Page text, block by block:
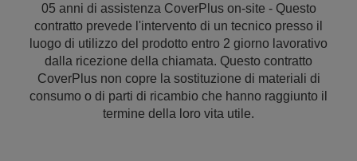
05 anni di assistenza CoverPlus on-site - Questo
contratto prevede l'intervento di un tecnico presso il
luogo di utilizzo del prodotto entro 2 giorno lavorativo
dalla ricezione della chiamata. Questo contratto
CoverPlus non copre la sostituzione di materiali di
consumo o di parti di ricambio che hanno raggiunto il
termine della loro vita utile.